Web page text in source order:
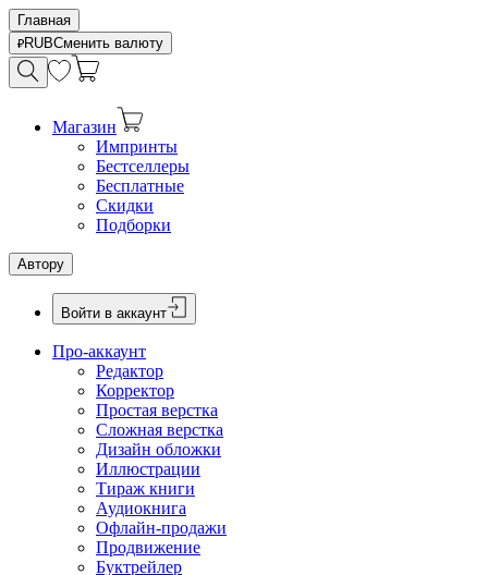
Главная
RUBСменить валюту
Магазин
Импринты
Бестселлеры
Бесплатные
Скидки
Подборки
Автору
Войти в аккаунт
Про-аккаунт
Редактор
Корректор
Простая верстка
Сложная верстка
Дизайн обложки
Иллюстрации
Тираж книги
Аудиокнига
Офлайн-продажи
Продвижение
Буктрейлер